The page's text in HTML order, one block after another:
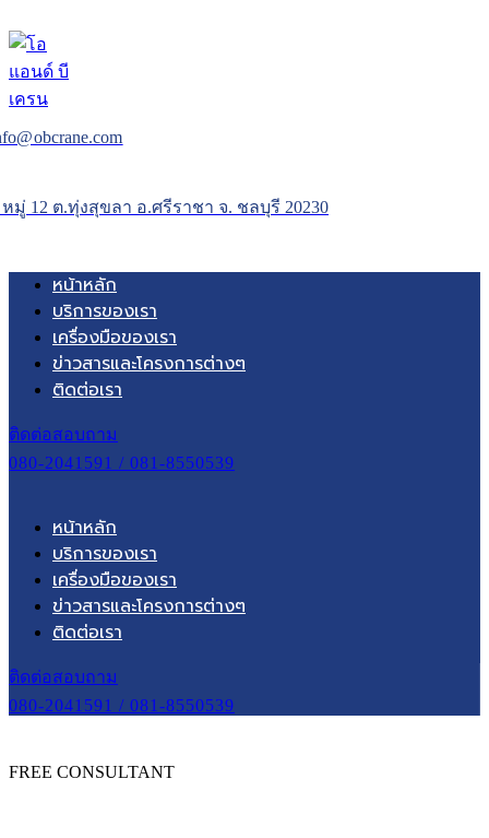
หมู่ 12 ต.ทุ่งสุขลา อ.ศรีราชา จ. ชลบุรี 20230
หน้าหลัก
บริการของเรา
เครื่องมือของเรา
ข่าวสารและโครงการต่างๆ
ติดต่อเรา
ติดต่อสอบถาม
080-2041591 / 081-8550539
หน้าหลัก
บริการของเรา
เครื่องมือของเรา
ข่าวสารและโครงการต่างๆ
ติดต่อเรา
ติดต่อสอบถาม
080-2041591 / 081-8550539
FREE CONSULTANT